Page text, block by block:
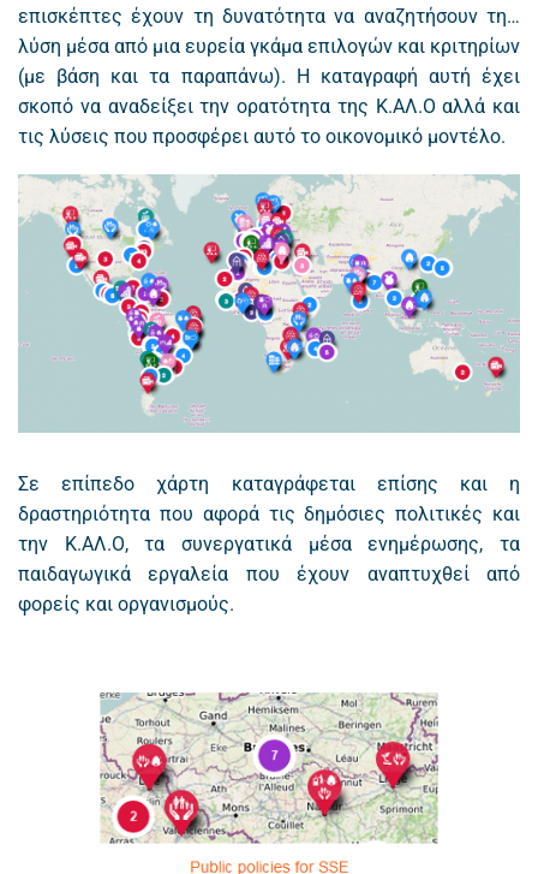
επισκέπτες έχουν τη δυνατότητα να αναζητήσουν τη…
λύση μέσα από μια ευρεία γκάμα επιλογών και κριτηρίων
(με βάση και τα παραπάνω). Η καταγραφή αυτή έχει
σκοπό να αναδείξει την ορατότητα της Κ.ΑΛ.Ο αλλά και
τις λύσεις που προσφέρει αυτό το οικονομικό μοντέλο.
Σε επίπεδο χάρτη καταγράφεται επίσης και η
δραστηριότητα που αφορά τις δημόσιες πολιτικές και
την Κ.ΑΛ.Ο, τα συνεργατικά μέσα ενημέρωσης, τα
παιδαγωγικά εργαλεία που έχουν αναπτυχθεί από
φορείς και οργανισμούς.